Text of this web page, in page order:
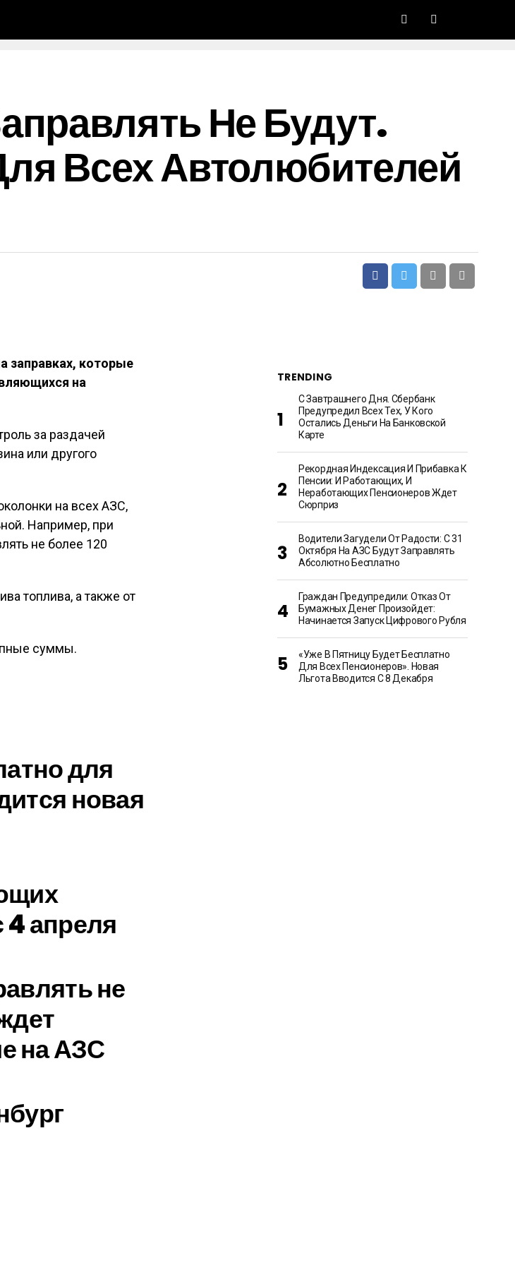
Не Будут.
Всех Автолюбителей
заправках, которые
на
за раздачей
или другого
на всех АЗС,
Например, при
не более 120
топлива, а также от
суммы.
для
новая
апреля
не
на АЗС
TRENDING
С Завтрашнего Дня. Сбербанк
Предупредил Всех Тех, У Кого
Остались Деньги На Банковской
Карте
Рекордная Индексация И Прибавка К
Пенсии: И Работающих, И
Неработающих Пенсионеров Ждет
Сюрприз
Водители Загудели От Радости: С 31
Октября На АЗС Будут Заправлять
Абсолютно Бесплатно
Граждан Предупредили: Отказ От
Бумажных Денег Произойдет:
Начинается Запуск Цифрового Рубля
«Уже В Пятницу Будет Бесплатно
Для Всех Пенсионеров». Новая
Льгота Вводится С 8 Декабря